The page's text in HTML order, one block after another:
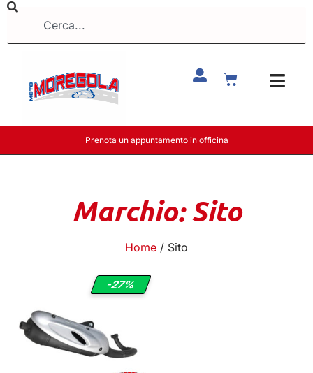
Prenota un appuntamento in officina
Marchio: Sito
Home / Sito
-27%